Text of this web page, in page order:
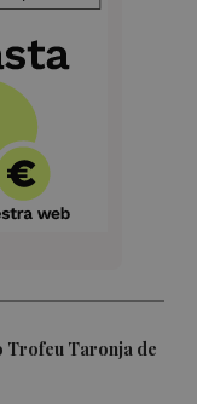
Trofeu Taronja de